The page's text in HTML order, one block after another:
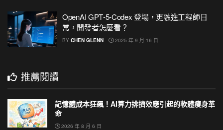
OpenAI GPT‑5‑Codex 登場，更融進工程師日
常，開發者怎麼看？
BY CHEN GLENN 2025 年 9 月 16 日
推薦閱讀
記憶體成本狂飆！AI算力排擠效應引起的軟體瘦身革
命
2026 年 8 月 6 日